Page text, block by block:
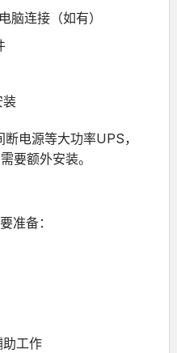
脑连接（如有）
断电源等大功率UPS，
要额外安装。
准备：
工作